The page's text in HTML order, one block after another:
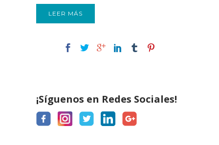
LEER MÁS
¡Síguenos en Redes Sociales!